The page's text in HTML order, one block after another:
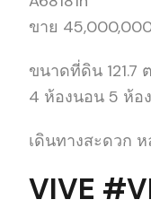
ขาย
ขนาดที่ดิน 121.7
4 ห้องนอน 5 ห้อ
เดินทางสะดวก ห
VIVE